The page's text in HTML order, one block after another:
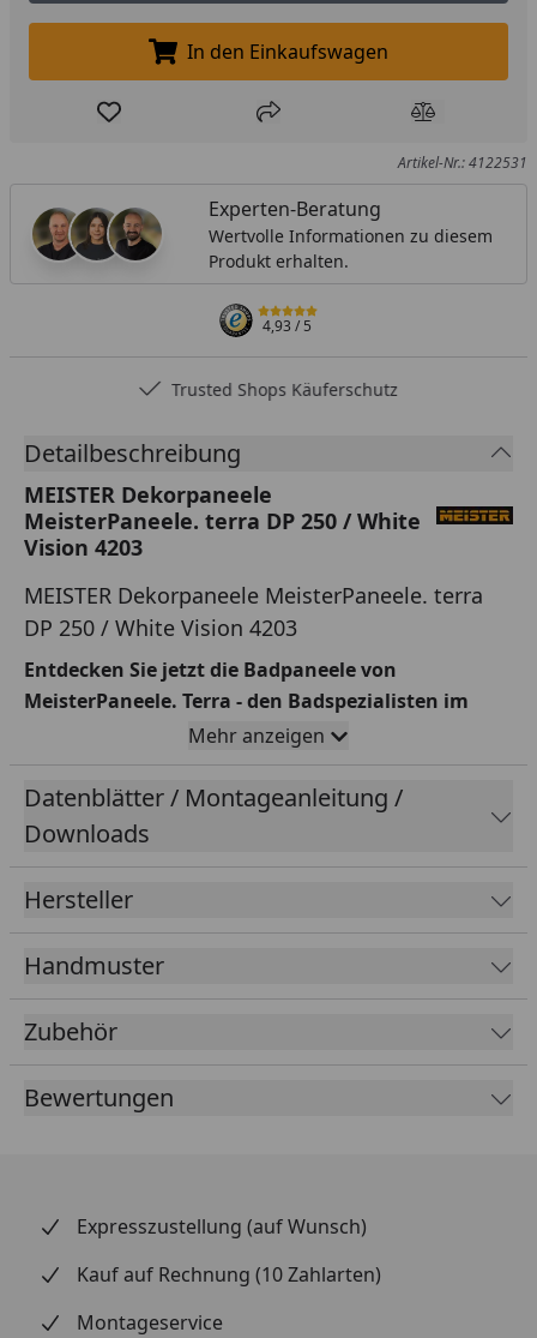
In den Einkaufswagen legen
In den Einkaufswagen
Produkt zur Wunschliste hinzufügen
Teilen Produkt
Artikel-Nr.: 4122531
Experten-Beratung
Wertvolle Informationen zu diesem
Produkt erhalten.
4,93/ 5
Trusted Shops Käuferschutz
Detailbeschreibung
MEISTER Dekorpaneele
MeisterPaneele. terra DP 250 / White
Vision 4203
MEISTER Dekorpaneele MeisterPaneele. terra
DP 250 / White Vision 4203
Entdecken Sie jetzt die Badpaneelevon
MeisterPaneele. Terra - den Badspezialisten im
Paneel-Sortiment von Meister.
Mit ihremeinzigartigen Produktaufbau, der aus
einerTerracell-Oberflächeund einerTerragen-
Trägerplattebesteht, bieten die Terra-Paneele eine
nachgewiesene Anti-Schimmel-Wirkungund sind
somitbesonders für feuchte Räume geeignet
schmalere Variante DP 200 ist 20 cm breitund die
breitere DP 250 ist 25 cm breit.
Wählen Sie aus einer Vielzahl von Dekoren und
gestalten Sie Ihr Bad mit den hochwertigen und
langlebigen MeisterPaneele. Terra Badpaneelen.
Oberfläche:
Mehr anzeigen
Datenblätter / Montageanleitung /
Downloads
Hersteller
Handmuster
Zubehör
Bewertungen
Expresszustellung (auf Wunsch)
Kauf auf Rechnung (10 Zahlarten)
Montageservice